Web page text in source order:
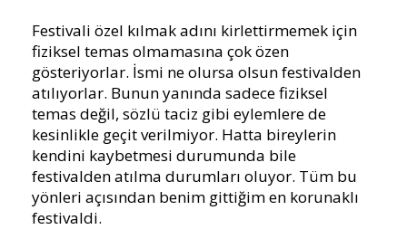
Festivali özel kılmak adını kirlettirmemek için
fiziksel temas olmamasına çok özen
gösteriyorlar. İsmi ne olursa olsun festivalden
atılıyorlar. Bunun yanında sadece fiziksel
temas değil, sözlü taciz gibi eylemlere de
kesinlikle geçit verilmiyor. Hatta bireylerin
kendini kaybetmesi durumunda bile
festivalden atılma durumları oluyor. Tüm bu
yönleri açısından benim gittiğim en korunaklı
festivaldi.